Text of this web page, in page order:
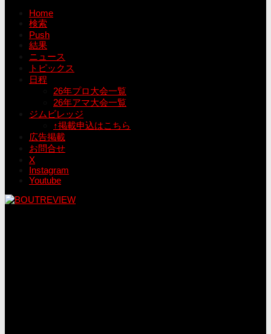
Home
検索
Push
結果
ニュース
トピックス
日程
26年プロ大会一覧
26年アマ大会一覧
ジムビレッジ
↑掲載申込はこちら
広告掲載
お問合せ
X
Instagram
Youtube